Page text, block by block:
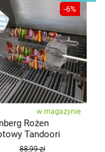
-6%
w magazynie
Rożen
Tandoori
88,99 zł